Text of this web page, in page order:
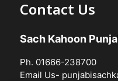
Contact Us
Sach Kahoon
Ph. 01666-238700
Email Us-